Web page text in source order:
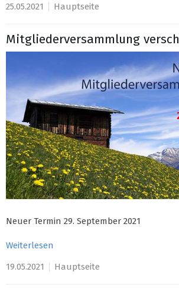
25.05.2021
Hauptseite
Mitgliederversammlung
Neuer Termin 29. September 2021
Weiterlesen
19.05.2021
Hauptseite